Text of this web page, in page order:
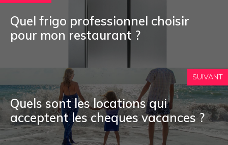
Quel frigo professionnel choisir
pour mon restaurant ?
SUIVANT
Quels sont les locations qui
acceptent les cheques vacances ?